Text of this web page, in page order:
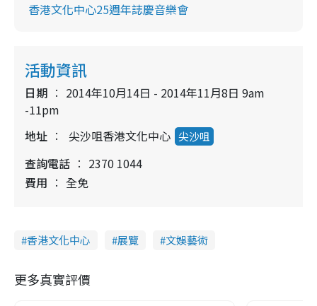
香港文化中心25週年誌慶音樂會
活動資訊
日期
2014年10月14日 - 2014年11月8日 9am
-11pm
地址
尖沙咀香港文化中心 尖沙咀
查詢電話
2370 1044
費用
全免
香港文化中心 展覽 文娛藝術
更多真實評價